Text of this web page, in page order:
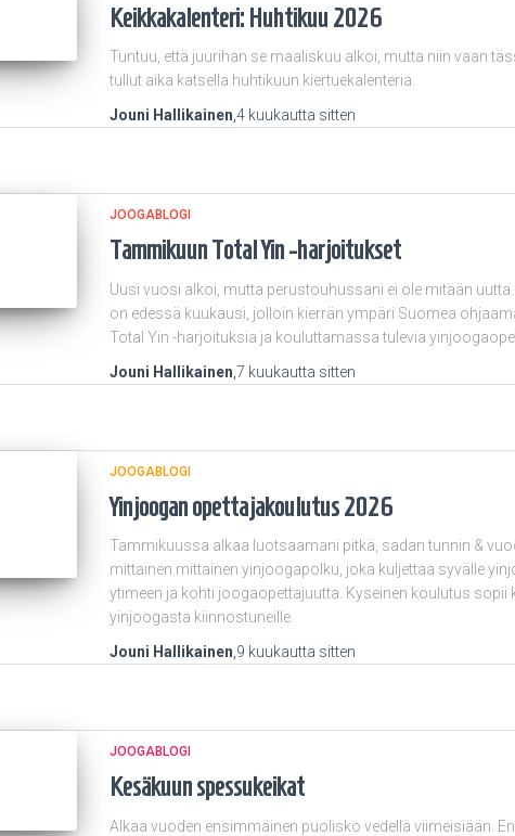
Keikkakalenteri: Huhtikuu 2026
Tuntuu, että juurihan se maaliskuu alkoi, mutta niin vaan
tullut aika katsella huhtikuun kiertuekalenteria.
Jouni Hallikainen ,4 kuukautta sitten
JOOGABLOGI
Tammikuun Total Yin -harjoitukset
Uusi vuosi alkoi, mutta perustouhussani ei ole mitään
on edessä kuukausi, jolloin kierrän ympäri Suomea
Total Yin -harjoituksia ja kouluttamassa tulevia
Jouni Hallikainen ,7 kuukautta sitten
JOOGABLOGI
Yinjoogan opettajakoulutus 2026
Tammikuussa alkaa luotsaamani pitkä, sadan tunnin &
mittainen mittainen yinjoogapolku, joka kuljettaa syvälle
ytimeen ja kohti joogaopettajuutta. Kyseinen koulutus sopii
yinjoogasta kiinnostuneille.
Jouni Hallikainen 9 kuukautta sitten
JOOGABLOGI
Kesäkuun spessukeikat
Alkaa vuoden ensimmäinen puolisko vedellä viimeisiään.